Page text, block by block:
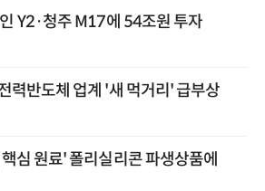
Y2·청주 M17에 54조원 투자
력반도체 업계 '새 먹거리' 급부상
심 원료' 폴리실리콘 파생상품에